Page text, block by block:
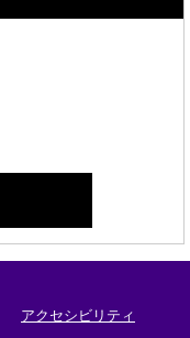
アクセシビリティ